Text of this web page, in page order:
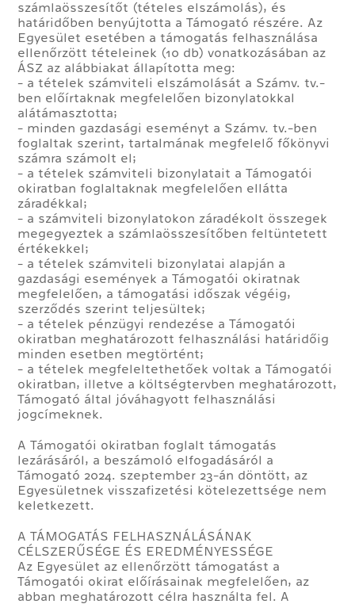
számlaösszesítőt (tételes elszámolás), és
határidőben benyújtotta a Támogató részére. Az
Egyesület esetében a támogatás felhasználása
ellenőrzött tételeinek (10 db) vonatkozásában az
ÁSZ az alábbiakat állapította meg:
- a tételek számviteli elszámolását a Számv. tv.-
ben előírtaknak megfelelően bizonylatokkal
alátámasztotta;
- minden gazdasági eseményt a Számv. tv.-ben
foglaltak szerint, tartalmának megfelelő főkönyvi
számra számolt el;
- a tételek számviteli bizonylatait a Támogatói
okiratban foglaltaknak megfelelően ellátta
záradékkal;
- a számviteli bizonylatokon záradékolt összegek
megegyeztek a számlaösszesítőben feltüntetett
értékekkel;
- a tételek számviteli bizonylatai alapján a
gazdasági események a Támogatói okiratnak
megfelelően, a támogatási időszak végéig,
szerződés szerint teljesültek;
- a tételek pénzügyi rendezése a Támogatói
okiratban meghatározott felhasználási határidőig
minden esetben megtörtént;
- a tételek megfeleltethetőek voltak a Támogatói
okiratban, illetve a költségtervben meghatározott,
Támogató által jóváhagyott felhasználási
jogcímeknek.
A Támogatói okiratban foglalt támogatás
lezárásáról, a beszámoló elfogadásáról a
Támogató 2024. szeptember 23-án döntött, az
Egyesületnek visszafizetési kötelezettsége nem
keletkezett.
A TÁMOGATÁS FELHASZNÁLÁSÁNAK
CÉLSZERŰSÉGE ÉS EREDMÉNYESSÉGE
Az Egyesület az ellenőrzött támogatást a
Támogatói okirat előírásainak megfelelően, az
abban meghatározott célra használta fel. A